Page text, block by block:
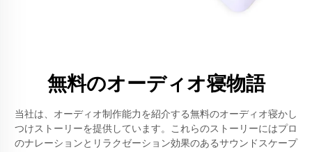
無料のオーディオ寝物語
当社は、オーディオ制作能力を紹介する無料のオーディオ寝かし
つけストーリーを提供しています。これらのストーリーにはプロ
のナレーションとリラクゼーション効果のあるサウンドスケープ